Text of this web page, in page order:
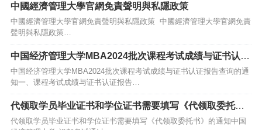
中國經濟管理大學官網免責聲明與私隱政策
中國經濟管理大學官網免責聲明與私隱政策 中國經濟管理大學官網免責
聲明與私隱政策…
中国经济管理大学MBA2024批次课程考试成绩与证书认证
报告查询的通知
中国经济管理大学MBA2024批次课程考试成绩与证书认证报告查询的通
知一、课程考试成绩与证书认证报告…
代领取学员毕业证书和学位证书需要填写《代领取委托
书》的通知
代领取学员毕业证书和学位证书需要填写《代领取委托书》的通知中国